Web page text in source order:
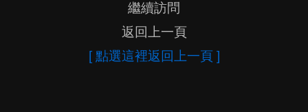
繼續訪問
返回上一頁
[ 點選這裡返回上一頁 ]